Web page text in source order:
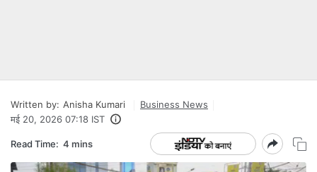
Written by: Anisha Kumari
Business News
मई 20, 2026 07:18 IST
Read Time: 4 mins